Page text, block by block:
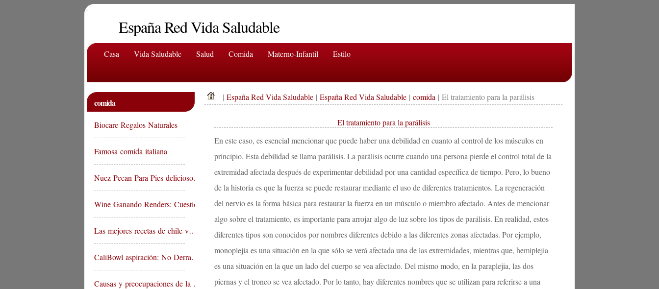
España Red Vida Saludable
Casa Vida Saludable Salud Comida Materno-Infantil Estilo
comida
Biocare Regalos Naturales
Famosa comida italiana
Nuez Pecan Para Pies delicioso…
Wine Ganando Renders: Cuestion…
Las mejores recetas de chile v…
CaliBowl aspiración: No Derra…
Causas y preocupaciones de la …
| España Red Vida Saludable | España Red Vida Saludable | comida | El tratamiento para la parálisis
El tratamiento para la parálisis
En este caso, es esencial mencionar que puede haber una debilidad en cuanto al control de los músculos en
principio. Esta debilidad se llama parálisis. La parálisis ocurre cuando una persona pierde el control total de la
extremidad afectada después de experimentar debilidad por una cantidad específica de tiempo. Pero, lo bueno
de la historia es que la fuerza se puede restaurar mediante el uso de diferentes tratamientos. La regeneración
del nervio es la forma básica para restaurar la fuerza en un músculo o miembro afectado. Antes de mencionar
algo sobre el tratamiento, es importante para arrojar algo de luz sobre los tipos de parálisis. En realidad, estos
diferentes tipos son conocidos por nombres diferentes debido a las diferentes zonas afectadas. Por ejemplo,
monoplejía es una situación en la que sólo se verá afectada una de las extremidades, mientras que, hemiplejia
es una situación en la que un lado del cuerpo se vea afectado. Del mismo modo, en la paraplejia, las dos
piernas y el tronco se vea afectado. Por lo tanto, hay diferentes nombres que se utilizan para referirse a una